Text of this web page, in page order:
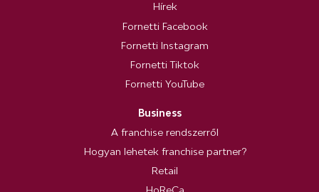
Hírek
Fornetti Facebook
Fornetti Instagram
Fornetti Tiktok
Fornetti YouTube
Business
A franchise rendszerről
Hogyan lehetek franchise partner?
Retail